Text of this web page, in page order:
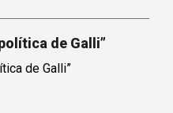
de Galli”